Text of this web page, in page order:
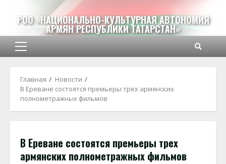
содержимому
РОО «НАЦИОНАЛЬНО-КУЛЬТУРНАЯ АВТОНОМИЯ
АРМЯН РЕСПУБЛИКИ ТАТАРСТАН»
Основное
Главная
Новости
В Ереване состоятся премьеры трех армянских
полнометражных фильмов
В Ереване состоятся премьеры трех
армянских полнометражных фильмов